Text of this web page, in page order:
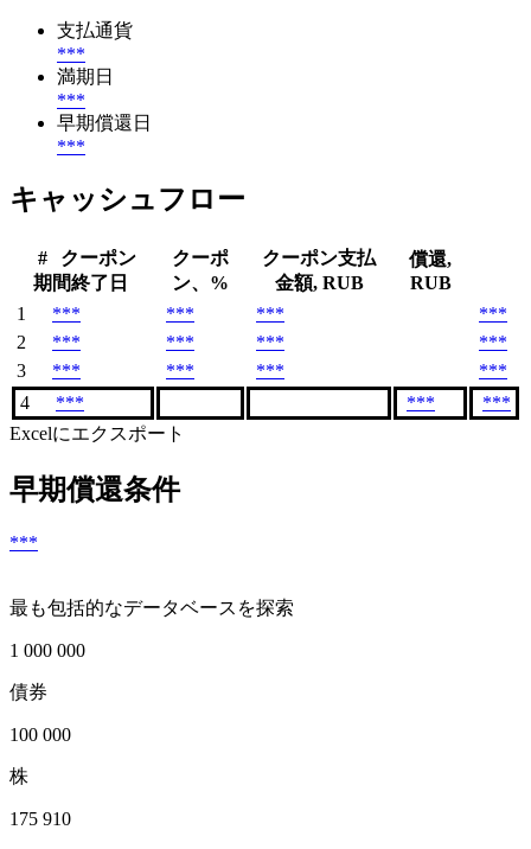
支払通貨
***
満期日
***
早期償還日
***
キャッシュフロー
#
クーポン
期間終了日
クーポ
ン、%
クーポン支払
金額, RUB
償還,
RUB
1
*** *** ***
***
2
*** *** ***
***
3
*** *** ***
***
4
*** ***
***
Excelにエクスポート
早期償還条件
***
最も包括的なデータベースを探索
1 000 000
債券
100 000
株
175 910